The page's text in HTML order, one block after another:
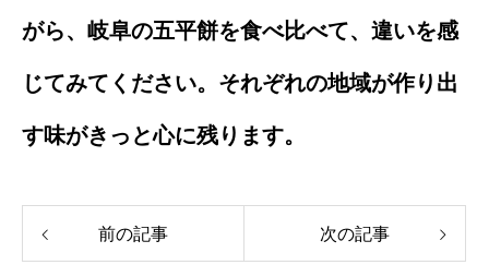
がら、岐阜の五平餅を食べ比べて、違いを感
じてみてください。それぞれの地域が作り出
す味がきっと心に残ります。
前の記事 次の記事